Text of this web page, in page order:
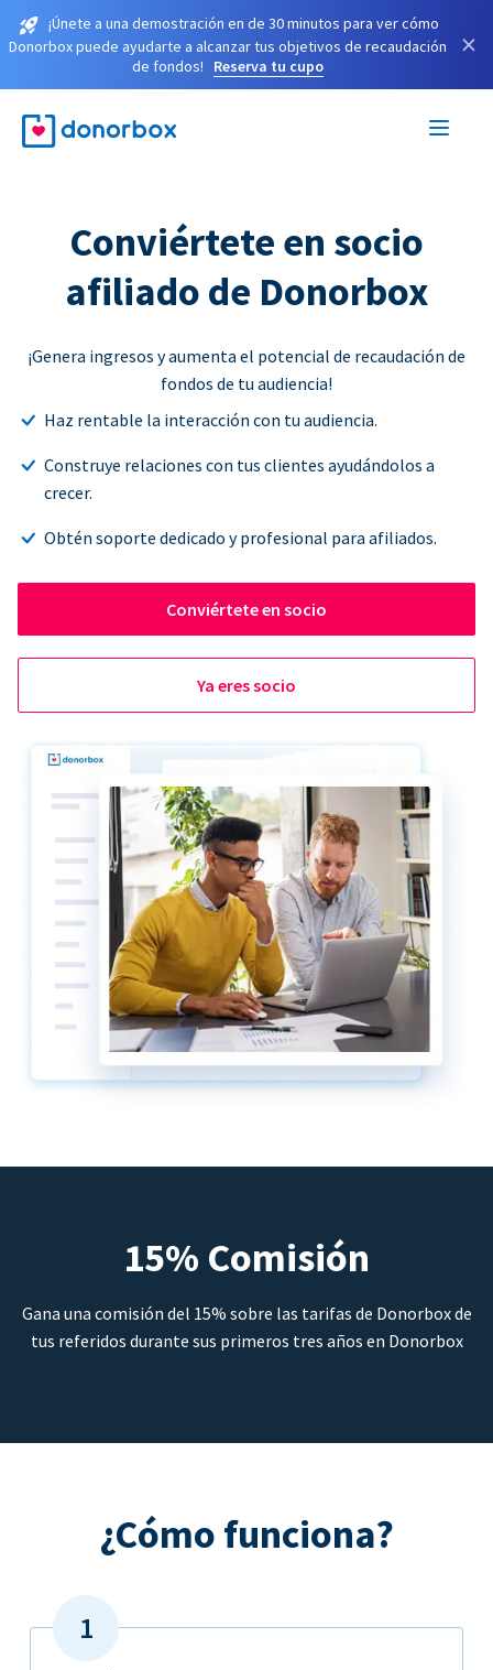
¡Únete a una demostración en de 30 minutos para ver cómo
Donorbox puede ayudarte a alcanzar tus objetivos de recaudación
de fondos!
Reserva tu cupo
×
Conviértete en socio
afiliado de Donorbox
¡Genera ingresos y aumenta el potencial de recaudación de
fondos de tu audiencia!
Haz rentable la interacción con tu audiencia.
Construye relaciones con tus clientes ayudándolos a
crecer.
Obtén soporte dedicado y profesional para afiliados.
Conviértete en socio
Ya eres socio
15% Comisión
Gana una comisión del 15% sobre las tarifas de Donorbox de
tus referidos durante sus primeros tres años en Donorbox
¿Cómo funciona?